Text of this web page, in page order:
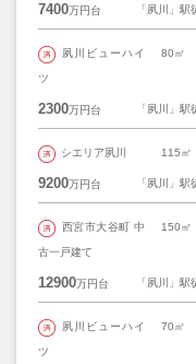
7400万円台 「夙川」
夙川ビューハイ
ツ
2300万円台
80㎡
「夙川」
シエリア夙川
9200万円台
115㎡
「夙川」
西宮市大谷町 中
古一戸建て
12900万円台
150㎡
「夙川」
夙川ビューハイ
ツ
70㎡